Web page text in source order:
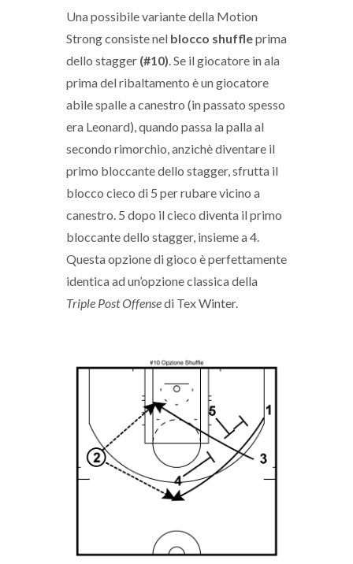
Una possibile variante della Motion
Strong consiste nel blocco shuffleprima
dello stagger (#10). Se il giocatore in ala
prima del ribaltamento è un giocatore
abile spalle a canestro (in passato spesso
era Leonard), quando passa la palla al
secondo rimorchio, anzichè diventare il
primo bloccante dello stagger, sfrutta il
blocco cieco di 5 per rubare vicino a
canestro. 5 dopo il cieco diventa il primo
bloccante dello stagger, insieme a 4.
Questa opzione di gioco è perfettamente
identica ad un’opzione classica della
Triple Post Offensedi Tex Winter.